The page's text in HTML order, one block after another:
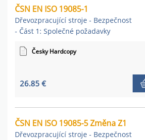
ČSN EN ISO 19085-1
Dřevozpracující stroje - Bezpečnost
- Část 1: Společné požadavky
Česky Hardcopy
26.85 €
ČSN EN ISO 19085-5 Změna Z1
Dřevozpracující stroje - Bezpečnost